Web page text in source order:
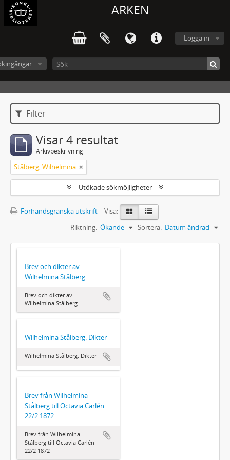
ARKEN
Logga in
Filter
Visar 4 resultat
Arkivbeskrivning
Stålberg, Wilhelmina
Utökade sökmöjligheter
Förhandsgranska utskrift
Visa:
Sortera: Datum ändrad
Riktning: Ökande
Brev och dikter av
Wilhelmina Stålberg
Brev och dikter av
Wilhelmina Stålberg
Wilhelmina Stålberg: Dikter
Wilhelmina Stålberg: Dikter
Brev från Wilhelmina
Stålberg till Octavia Carlén
22/2 1872
Brev från Wilhelmina
Stålberg till Octavia Carlén
22/2 1872